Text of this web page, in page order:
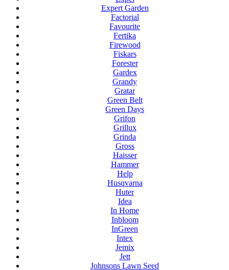
Expert Garden
Factorial
Favourite
Fertika
Firewood
Fiskars
Forester
Gardex
Grandy
Gratar
Green Belt
Green Days
Grifon
Grillux
Grinda
Gross
Haisser
Hammer
Help
Husqvarna
Huter
Idea
In Home
Inbloom
InGreen
Intex
Jemix
Jett
Johnsons Lawn Seed